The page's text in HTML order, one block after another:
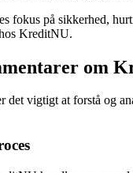
på sikkerhed,
KreditNU.
om
vigtigt at forstå og